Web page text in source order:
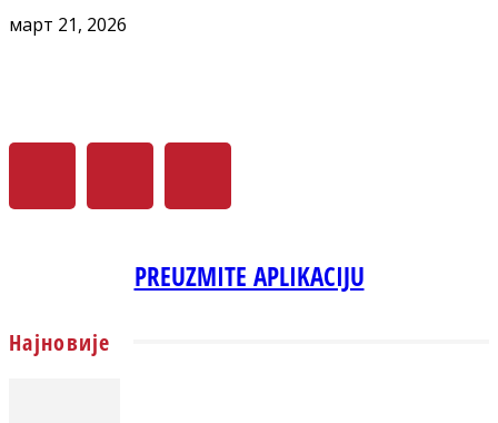
март 21, 2026
PREUZMITE APLIKACIJU
Најновије